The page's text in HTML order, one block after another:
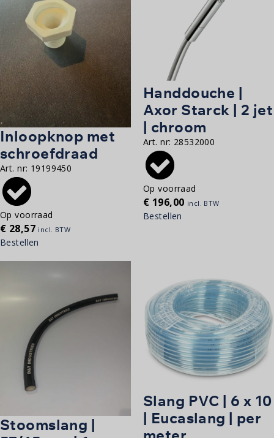
Inloopknop met
schroefdraad
Art. nr: 19199450
Op voorraad
€ 28,57 incl. BTW
Bestellen
Handdouche |
Axor Starck | 2 jet
| chroom
Art. nr: 28532000
Op voorraad
€ 196,00 incl. BTW
Bestellen
Stoomslang |
Slang PVC | 6 x 10
| Eucaslang | per